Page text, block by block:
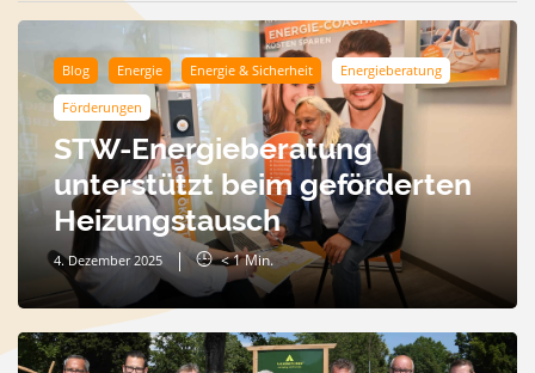
Blog Energie Energie & Sicherheit Energieberatung
Förderungen
STW-Energieberatung
unterstützt beim geförderten
Heizungstausch
4. Dezember 2025 < 1Min.